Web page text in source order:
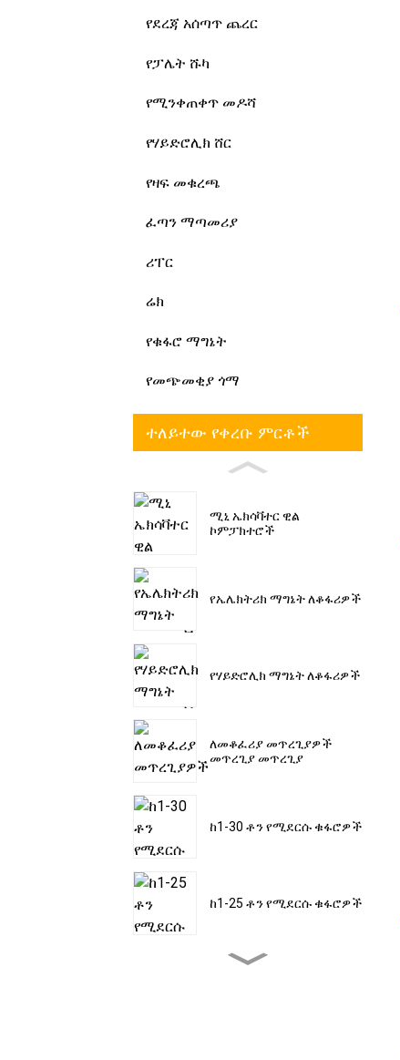
የደረጃ አሰጣጥ ጨረር
የፓሌት ሹካ
የሚንቀጠቀጥ መዶሻ
የሃይድሮሊክ ሸር
የዛፍ መቁረጫ
ፈጣን ማጣመሪያ
ሪፐር
ሬክ
የቁፋሮ ማግኔት
የመጭመቂያ ጎማ
ተለይተው የቀረቡ ምርቶች
ሚኒ ኤክሳቫተር ዊል
ኮምፓክተሮች
የኤሌክትሪክ ማግኔት ለቆፋሪዎች
የሃይድሮሊክ ማግኔት ለቆፋሪዎች
ለመቆፈሪያ መጥረጊያዎች
መጥረጊያ መጥረጊያ
ከ1-30 ቶን የሚደርሱ ቁፋሮዎች
ከ1-25 ቶን የሚደርሱ ቁፋሮዎች